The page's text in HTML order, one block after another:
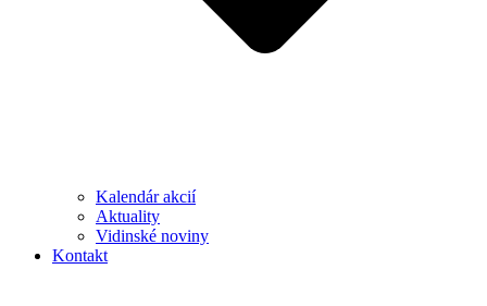
Kalendár akcií
Aktuality
Vidinské noviny
Kontakt